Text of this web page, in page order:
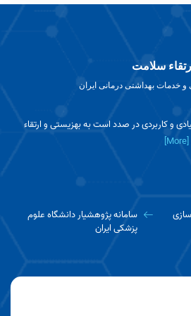
سالم؛ پیشگیری از اختلالات اسکلتی-عضلانی با
ارتقاء سلامت
زمستانی مقاله نویسی در نشریات داخلی و
هوش مصنوعی )
برای ارتقاء سلامت جامعه
سلامت
خدمات بهداشتی درمانی ایران
و کاربردی در صدد است به بهزیستی و ارتقاء
[More]
سامانه پژوهشیار دانشگاه علوم
پزشکی ایران